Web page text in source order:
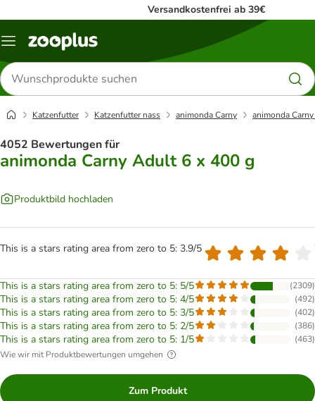
Versandkostenfrei ab 39€
Menü
Produkte
suchen
Katzenfutter Katzenfutter nass animonda Carny animonda
4052 Bewertungen für
animonda Carny Adult 6 x 400 g
Produktbild hochladen
This is a stars rating area from zero to 5: 3.9/5
This is a stars rating area from zero to 5: 5/5 (2309)
This is a stars rating area from zero to 5: 4/5 (492)
This is a stars rating area from zero to 5: 3/5 (402)
This is a stars rating area from zero to 5: 2/5 (386)
This is a stars rating area from zero to 5: 1/5 (463)
Wie wir mit Produktbewertungen umgehen
Zum Produkt